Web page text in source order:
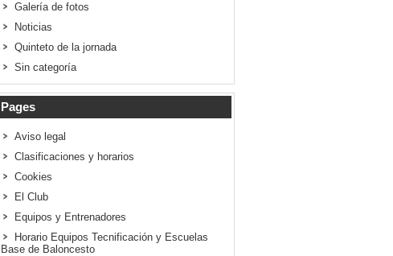
Galería de fotos
Noticias
Quinteto de la jornada
Sin categoría
Pages
Aviso legal
Clasificaciones y horarios
Cookies
El Club
Equipos y Entrenadores
Horario Equipos Tecnificación y Escuelas
Base de Baloncesto